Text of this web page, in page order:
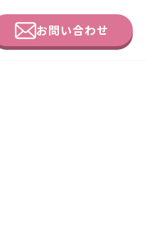
お問い合わせ